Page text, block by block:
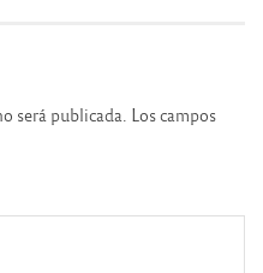
será publicada. Los campos